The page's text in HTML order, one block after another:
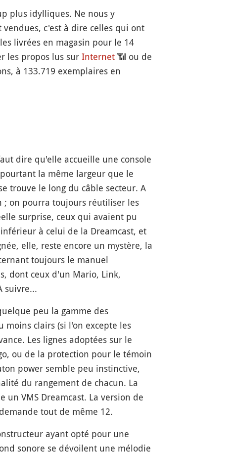
plus idylliques. Ne nous y
c'est à dire celles qui ont
livrées en magasin pour le 14
les propos lus sur Internet 📶 ou de
à 133.719 exemplaires en
dire qu'elle accueille une console
la même largeur que le
trouve le long du câble secteur. A
; on pourra toujours réutiliser les
surprise, ceux qui avaient pu
à celui de la Dreamcast, et
elle, reste encore un mystère, la
toujours le manuel
dont ceux d'un Mario, Link,
suivre...
peu la gamme des
clairs (si l'on excepte les
Les lignes adoptées sur le
ou de la protection pour le témoin
power semble peu instinctive,
du rangement de chacun. La
VMS Dreamcast. La version de
tout de même 12.
ayant opté pour une
sonore se dévoilent une mélodie